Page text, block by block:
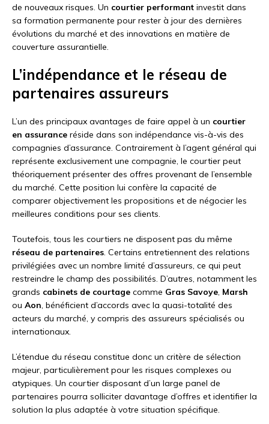
de nouveaux risques. Un courtier performant investit dans
sa formation permanente pour rester à jour des dernières
évolutions du marché et des innovations en matière de
couverture assurantielle.
L’indépendance et le réseau de
partenaires assureurs
L’un des principaux avantages de faire appel à un courtier
en assurance réside dans son indépendance vis-à-vis des
compagnies d’assurance. Contrairement à l’agent général qui
représente exclusivement une compagnie, le courtier peut
théoriquement présenter des offres provenant de l’ensemble
du marché. Cette position lui confère la capacité de
comparer objectivement les propositions et de négocier les
meilleures conditions pour ses clients.
Toutefois, tous les courtiers ne disposent pas du même
réseau de partenaires. Certains entretiennent des relations
privilégiées avec un nombre limité d’assureurs, ce qui peut
restreindre le champ des possibilités. D’autres, notamment les
grands cabinets de courtage comme Gras Savoye, Marsh
ou Aon, bénéficient d’accords avec la quasi-totalité des
acteurs du marché, y compris des assureurs spécialisés ou
internationaux.
L’étendue du réseau constitue donc un critère de sélection
majeur, particulièrement pour les risques complexes ou
atypiques. Un courtier disposant d’un large panel de
partenaires pourra solliciter davantage d’offres et identifier la
solution la plus adaptée à votre situation spécifique.